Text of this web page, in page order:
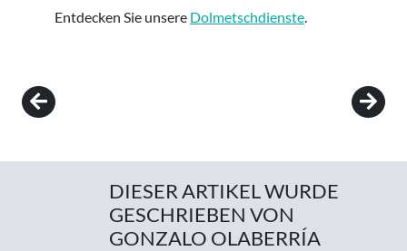
Entdecken Sie unsere Dolmetschdienste.
Post navigation
DIESER ARTIKEL WURDE
GESCHRIEBEN VON
GONZALO OLABERRÍA